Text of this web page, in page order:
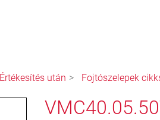
Értékesítés után Fojtószelepek